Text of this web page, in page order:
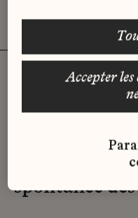
Vous n'avez
qui
Envoyez-
spontanée
accepter les cookies strictement